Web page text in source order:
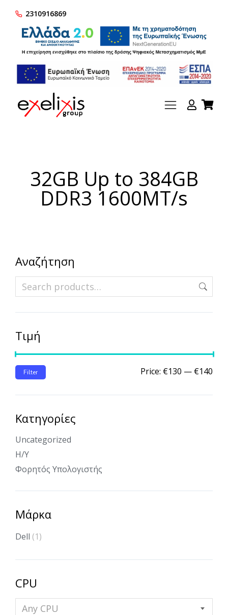
2310916869
32GB Up to 384GB
DDR3 1600MT/s
Αναζήτηση
Τιμή
Filter Price: €130 — €140
Κατηγορίες
Uncategorized
Η/Υ
Φορητός Υπολογιστής
Μάρκα
Dell (1)
CPU
Any CPU